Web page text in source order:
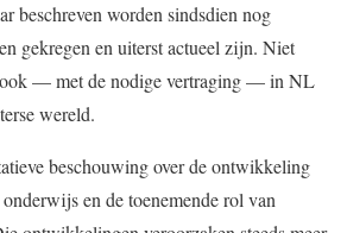
beschreven worden sindsdien nog
gekregen en uiterst actueel zijn. Niet
ook — met de nodige vertraging — in NL
wereld.
beschouwing over de ontwikkeling
en de toenemende rol van